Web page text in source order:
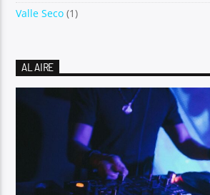
Valle Seco (1)
AL AIRE